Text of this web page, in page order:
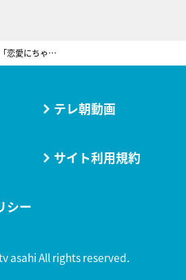
「恋愛にちゃんみなの面接がある」HANAのルールが判明!? 山里亮太も驚き「そこまでプロデュースしてくれるの!?」
テレ朝動画
サイト利用規約
シー
asahi All rights reserved.